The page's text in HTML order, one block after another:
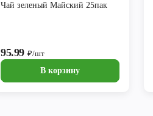
Чай зеленый Майский 25пак
95.99 ₽/шт
В корзину